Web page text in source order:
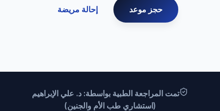
حجز موعد إحالة مريضة
تمت المراجعة الطبية بواسطة: د. علي الإبراهيم
(استشاري طب الأم والجنين)